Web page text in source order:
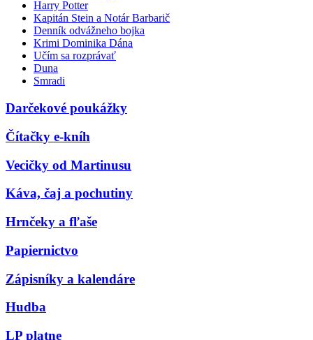
Harry Potter
Kapitán Stein a Notár Barbarič
Denník odvážneho bojka
Krimi Dominika Dána
Učím sa rozprávať
Duna
Smradi
Darčekové poukážky
Čítačky e-kníh
Vecičky od Martinusu
Káva, čaj a pochutiny
Hrnčeky a fľaše
Papiernictvo
Zápisníky a kalendáre
Hudba
LP platne